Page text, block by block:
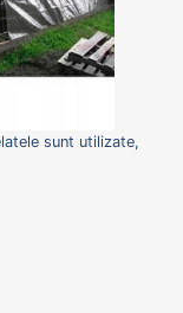
sunt utilizate,